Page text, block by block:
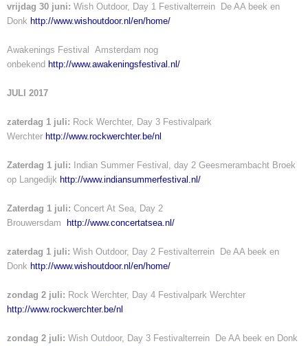
vrijdag 30 juni: Wish Outdoor, Day 1 Festivalterrein De AA beek en
Donk http://www.wishoutdoor.nl/en/home/
Awakenings Festival Amsterdam nog
onbekend http://www.awakeningsfestival.nl/
JULI 2017
zaterdag 1 juli: Rock Werchter, Day 3 Festivalpark
Werchter http://www.rockwerchter.be/nl
Zaterdag 1 juli: Indian Summer Festival, day 2 Geesmerambacht Broek
op Langedijk http://www.indiansummerfestival.nl/
Zaterdag 1 juli: Concert At Sea, Day 2
Brouwersdam
http://www.concertatsea.nl/
zaterdag 1 juli: Wish Outdoor, Day 2 Festivalterrein De AA beek en
Donk http://www.wishoutdoor.nl/en/home/
zondag 2 juli: Rock Werchter, Day 4 Festivalpark Werchter
http://www.rockwerchter.be/nl
zondag 2 juli: Wish Outdoor, Day 3 Festivalterrein De AA beek en Donk